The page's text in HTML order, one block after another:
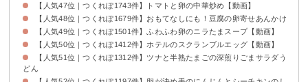
【人気47位｜つくれぽ1743件】トマトと卵の中華炒め【動画】
【人気48位｜つくれぽ1679件】おもてなしにも！豆腐の卵寄せあんかけ
【人気49位｜つくれぽ1501件】ふわふわ卵のニラたまスープ【動画】
【人気50位｜つくれぽ1412件】ホテルのスクランブルエッグ【動画】
【人気51位｜つくれぽ1312件】ツナと半熟たまごの深煎りごまサラダう
どん